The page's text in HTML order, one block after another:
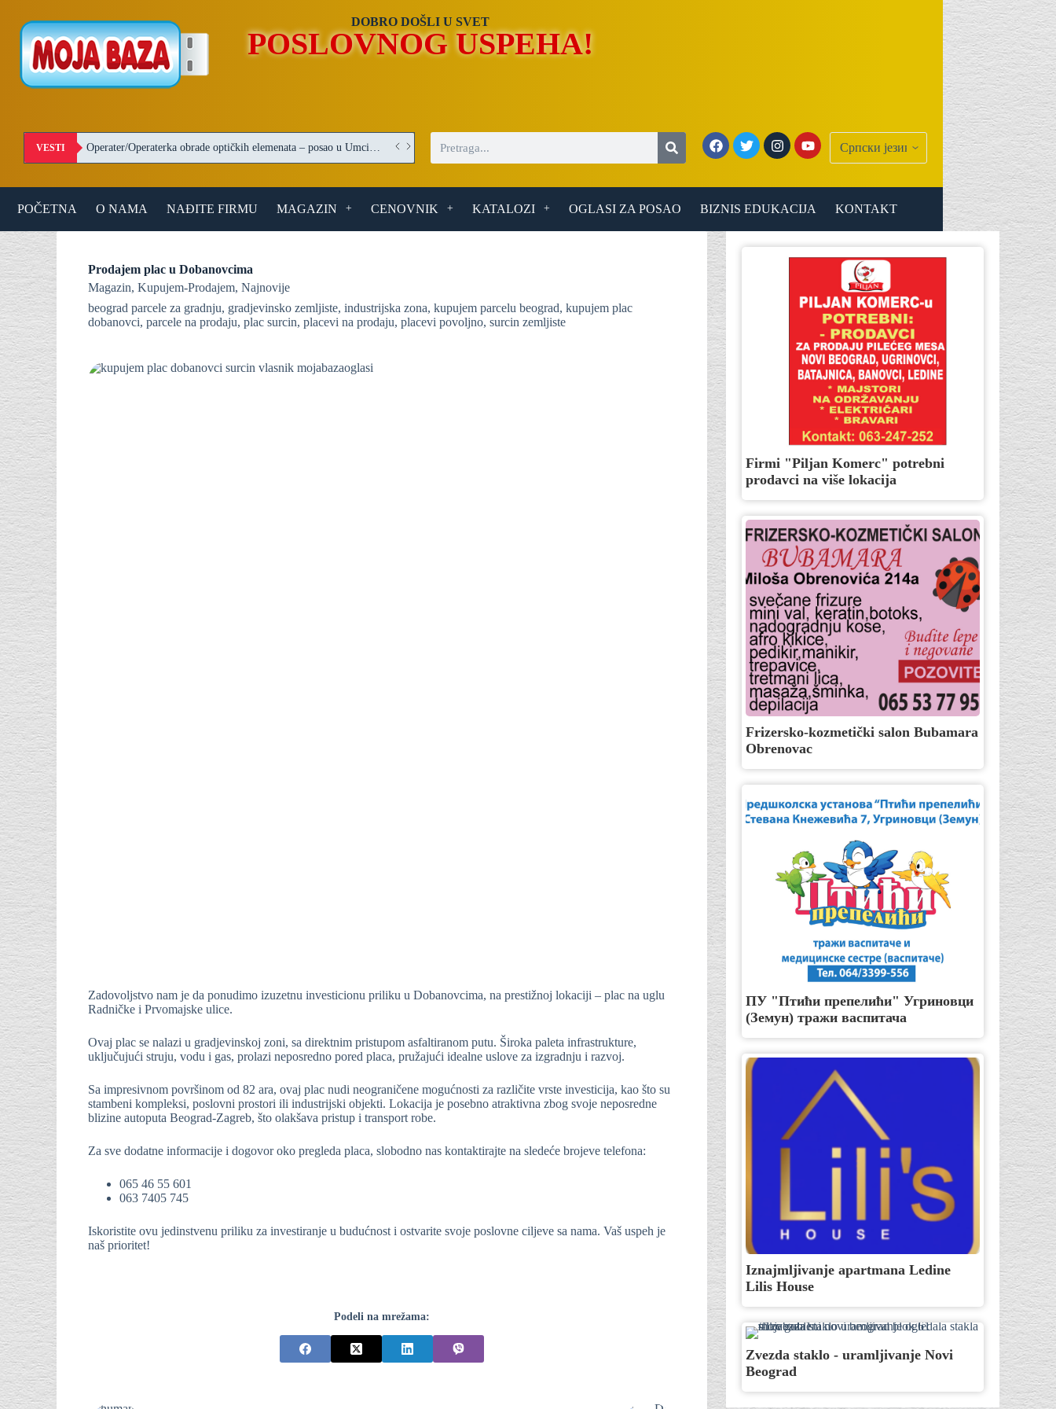
k
o
t
DOBRO DOŠLI U SVET
POSLOVNOG USPEHA!
VESTI Operater/Operaterka obrade optičkih elemenata – posao u Umci (Beograd)
POČETNA O NAMA NAĐITE FIRMU MAGAZIN CENOVNIK KATALOZI OGLASI ZA POSAO BIZNIS EDUKACIJA KONTAKT
Prodajem plac u Dobanovcima
Magazin, Kupujem-Prodajem, Najnovije
beograd parcele za gradnju, gradjevinsko zemljiste, industrijska zona, kupujem parcelu beograd, kupujem plac
dobanovci, parcele na prodaju, plac surcin, placevi na prodaju, placevi povoljno, surcin zemljiste
Zadovoljstvo nam je da ponudimo izuzetnu investicionu priliku u Dobanovcima, na prestižnoj lokaciji – plac na uglu
Radničke i Prvomajske ulice.
Ovaj plac se nalazi u gradjevinskoj zoni, sa direktnim pristupom asfaltiranom putu. Široka paleta infrastrukture,
uključujući struju, vodu i gas, prolazi neposredno pored placa, pružajući idealne uslove za izgradnju i razvoj.
Sa impresivnom površinom od 82 ara, ovaj plac nudi neograničene mogućnosti za različite vrste investicija, kao što su
stambeni kompleksi, poslovni prostori ili industrijski objekti. Lokacija je posebno atraktivna zbog svoje neposredne
blizine autoputa Beograd-Zagreb, što olakšava pristup i transport robe.
Za sve dodatne informacije i dogovor oko pregleda placa, slobodno nas kontaktirajte na sledeće brojeve telefona:
065 46 55 601
063 7405 745
Iskoristite ovu jedinstvenu priliku za investiranje u budućnost i ostvarite svoje poslovne ciljeve sa nama. Vaš uspeh je
naš prioritet!
Podeli na mrežama:
Firmi "Piljan Komerc" potrebni
prodavci na više lokacija
Frizersko-kozmetički salon Bubamara
Obrenovac
ПУ "Птићи препелићи" Угриновци
(Земун) тражи васпитача
Iznajmljivanje apartmana Ledine
Lilis House
Zvezda staklo - uramljivanje Novi
Beograd